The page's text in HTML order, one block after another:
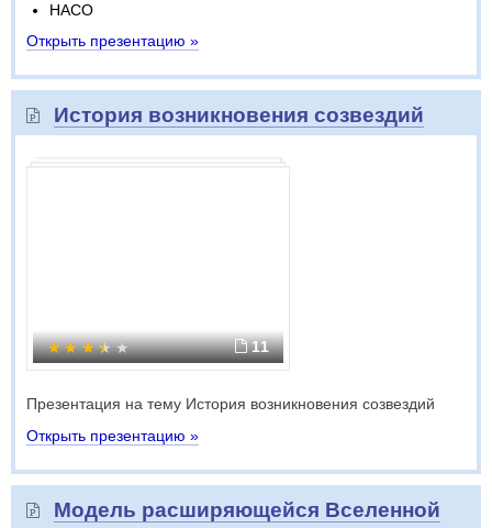
НАСО
Открыть презентацию »
История возникновения созвездий
11
Презентация на тему История возникновения созвездий
Открыть презентацию »
Модель расширяющейся Вселенной